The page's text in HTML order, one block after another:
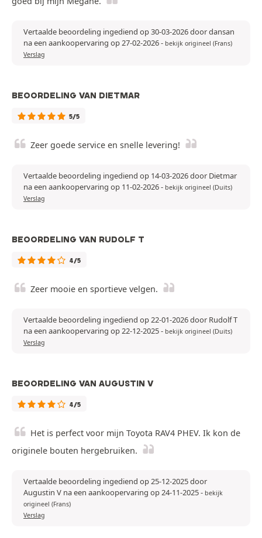
Vertaalde beoordeling ingediend op 30-03-2026 door dansan
na een aankoopervaring op 27-02-2026- bekijk origineel (Frans)
Verslag
BEOORDELING VAN DIETMAR
5/5
Zeer goede service en snelle levering!
Vertaalde beoordeling ingediend op 14-03-2026 door Dietmar
na een aankoopervaring op 11-02-2026- bekijk origineel (Duits)
Verslag
BEOORDELING VAN RUDOLF T
4/5
Zeer mooie en sportieve velgen.
Vertaalde beoordeling ingediend op 22-01-2026 door Rudolf T
na een aankoopervaring op 22-12-2025- bekijk origineel (Duits)
Verslag
BEOORDELING VAN AUGUSTIN V
4/5
Het is perfect voor mijn Toyota RAV4 PHEV. Ik kon de
originele bouten hergebruiken.
Vertaalde beoordeling ingediend op 25-12-2025 door
Augustin V na een aankoopervaring op 24-11-2025- bekijk
origineel (Frans)
Verslag